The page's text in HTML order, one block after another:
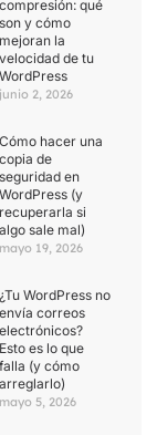
compresión: qué
son y cómo
mejoran la
velocidad de tu
WordPress
junio 2, 2026
Cómo hacer una
copia de
seguridad en
WordPress (y
recuperarla si
algo sale mal)
mayo 19, 2026
¿Tu WordPress no
envía correos
electrónicos?
Esto es lo que
falla (y cómo
arreglarlo)
mayo 5, 2026